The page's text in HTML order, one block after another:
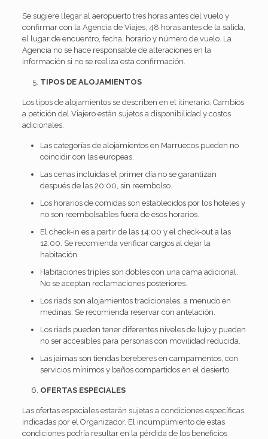
Se sugiere llegar al aeropuerto tres horas antes del vuelo y
confirmar con la Agencia de Viajes, 48 horas antes de la salida,
el lugar de encuentro, fecha, horario y número de vuelo. La
Agencia no se hace responsable de alteraciones en la
información si no se realiza esta confirmación.
TIPOS DE ALOJAMIENTOS
Los tipos de alojamientos se describen en el itinerario. Cambios
a petición del Viajero están sujetos a disponibilidad y costos
adicionales.
Las categorías de alojamientos en Marruecos pueden no
coincidir con las europeas.
Las cenas incluidas el primer día no se garantizan
después de las 20:00, sin reembolso.
Los horarios de comidas son establecidos por los hoteles y
no son reembolsables fuera de esos horarios.
El check-in es a partir de las 14:00 y el check-out a las
12:00. Se recomienda verificar cargos al dejar la
habitación.
Habitaciones triples son dobles con una cama adicional.
No se aceptan reclamaciones posteriores.
Los riads son alojamientos tradicionales, a menudo en
medinas. Se recomienda reservar con antelación.
Los riads pueden tener diferentes niveles de lujo y pueden
no ser accesibles para personas con movilidad reducida.
Las jaimas son tiendas bereberes en campamentos, con
servicios mínimos y baños compartidos en el desierto.
OFERTAS ESPECIALES
Las ofertas especiales estarán sujetas a condiciones específicas
indicadas por el Organizador. El incumplimiento de estas
condiciones podría resultar en la pérdida de los beneficios